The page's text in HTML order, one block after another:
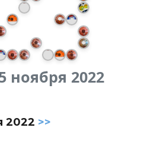
ноября 2022
2022 >>